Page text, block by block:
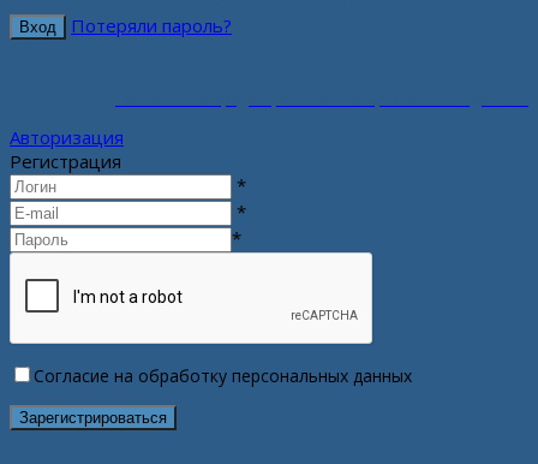
Потеряли пароль?
Авторизация
Регистрация
*
*
*
Согласие на обработку персональных данных